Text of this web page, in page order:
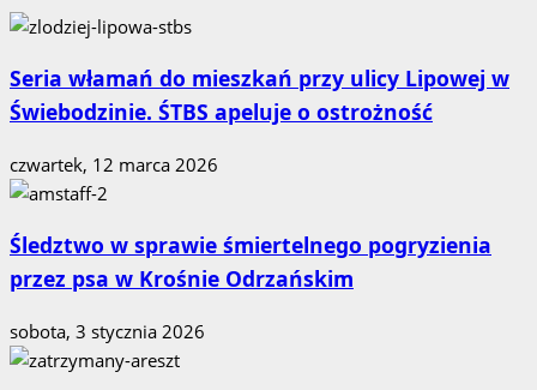
Seria włamań do mieszkań przy ulicy Lipowej w
Świebodzinie. ŚTBS apeluje o ostrożność
czwartek, 12 marca 2026
Śledztwo w sprawie śmiertelnego pogryzienia
przez psa w Krośnie Odrzańskim
sobota, 3 stycznia 2026